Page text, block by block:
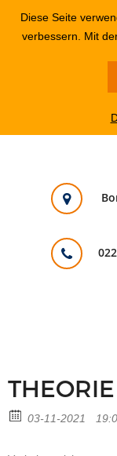
03-11-2021
Diese Seite
verbessern. Mit